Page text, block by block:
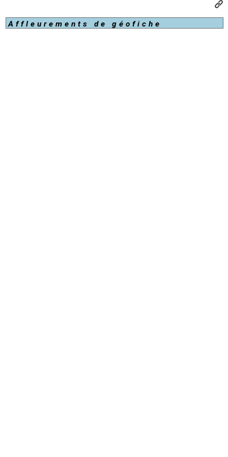
Affleurements de géofiche